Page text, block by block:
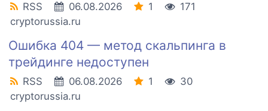
RSS 06.08.2026 1
171
cryptorussia.ru
Ошибка 404 — метод скальпинга в
трейдинге недоступен
RSS 06.08.2026 1
30
cryptorussia.ru